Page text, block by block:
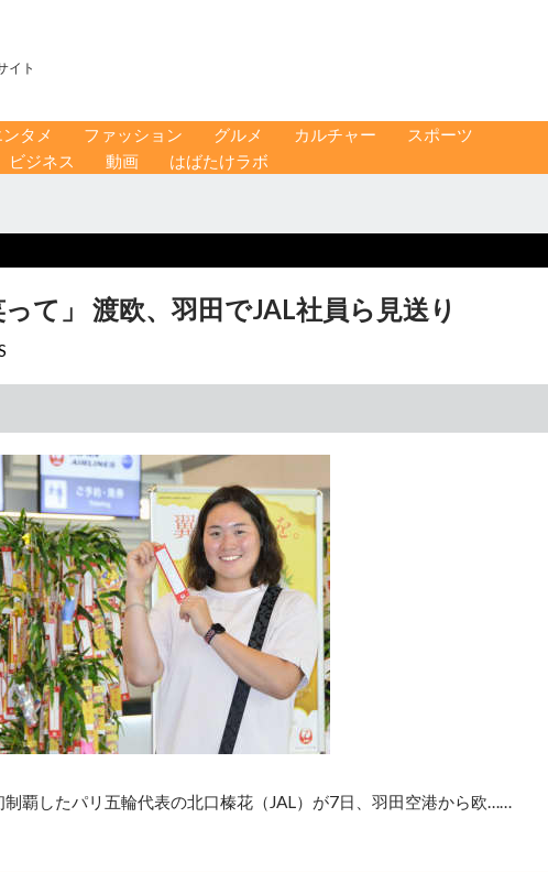
イト
ンタメ ファッション グルメ カルチャー
スポーツ
ビジネス 動画 はばたけラボ
て」 渡欧、羽田でJAL社員ら見送り
覇したパリ五輪代表の北口榛花（JAL）が7日、羽田空港から欧……